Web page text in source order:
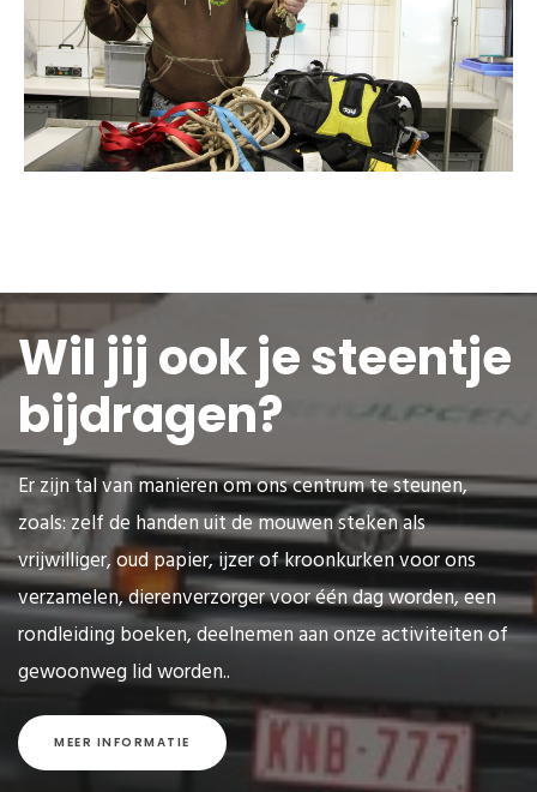
Wil jij ook je steentje
bijdragen?
Er zijn tal van manieren om ons centrum te steunen,
zoals: zelf de handen uit de mouwen steken als
vrijwilliger, oud papier, ijzer of kroonkurken voor ons
verzamelen, dierenverzorger voor één dag worden, een
rondleiding boeken, deelnemen aan onze activiteiten of
gewoonweg lid worden..
MEER INFORMATIE